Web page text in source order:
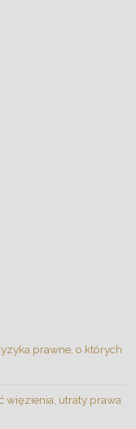
prawne, o których
więzienia, utraty prawa